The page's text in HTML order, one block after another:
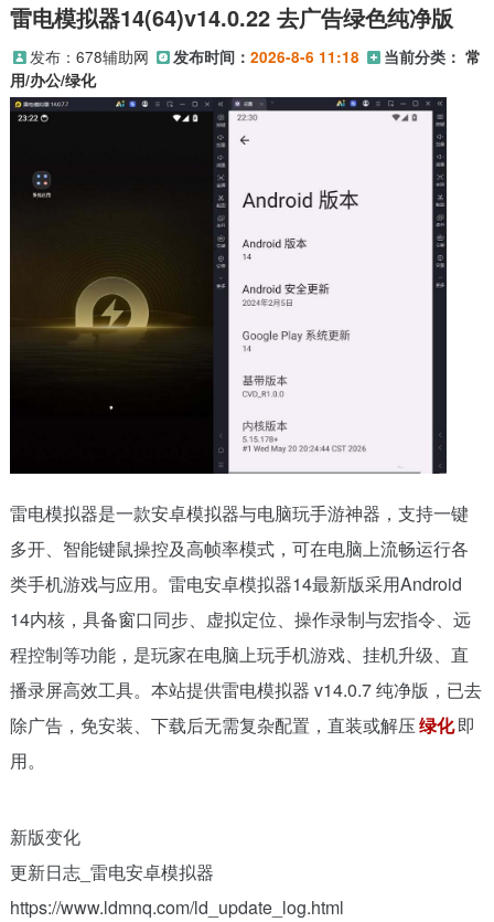
雷电模拟器14(64)v14.0.22 去广告绿色纯净版
发布： 678辅助网 发布时间： 2026-8-6 11:18 当前分类： 常
用/办公/绿化
雷电模拟器是一款安卓模拟器与电脑玩手游神器，支持一键
多开、智能键鼠操控及高帧率模式，可在电脑上流畅运行各
类手机游戏与应用。雷电安卓模拟器14最新版采用Android
14内核，具备窗口同步、虚拟定位、操作录制与宏指令、远
程控制等功能，是玩家在电脑上玩手机游戏、挂机升级、直
播录屏高效工具。本站提供雷电模拟器 v14.0.7 纯净版，已去
除广告，免安装、下载后无需复杂配置，直装或解压绿化即
用。
新版变化
更新日志_雷电安卓模拟器
https://www.ldmnq.com/ld_update_log.html